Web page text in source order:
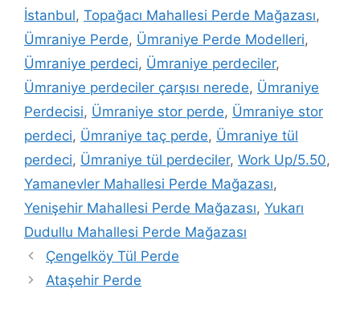
İstanbul, Topağacı Mahallesi Perde Mağazası,
Ümraniye Perde, Ümraniye Perde Modelleri,
Ümraniye perdeci, Ümraniye perdeciler,
Ümraniye perdeciler çarşısı nerede, Ümraniye
Perdecisi, Ümraniye stor perde, Ümraniye stor
perdeci, Ümraniye taç perde, Ümraniye tül
perdeci, Ümraniye tül perdeciler, Work Up/5.50,
Yamanevler Mahallesi Perde Mağazası,
Yenişehir Mahallesi Perde Mağazası, Yukarı
Dudullu Mahallesi Perde Mağazası
Çengelköy Tül Perde
Ataşehir Perde